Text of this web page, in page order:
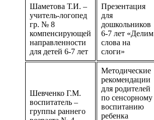
Шаметова Т.И. –
учитель-логопед
гр. № 8
компенсирующей
направленности
для детей 6-7 лет
Презентация
для
дошкольников
6-7 лет «Делим
слова на
слоги»
Шевченко Г.М.
воспитатель –
группы раннего
Методические
рекомендации
для родителей
по сенсорному
воспитанию
ребенка